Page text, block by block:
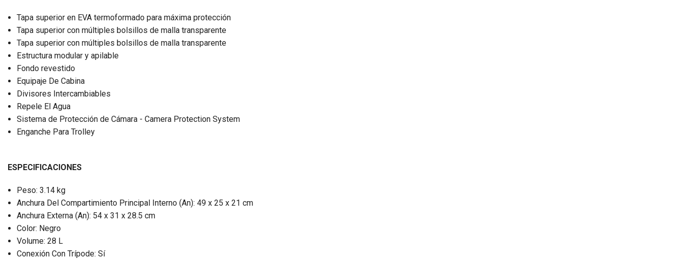
Tapa superior en EVA termoformado para máxima protección
Tapa superior con múltiples bolsillos de malla transparente
Tapa superior con múltiples bolsillos de malla transparente
Estructura modular y apilable
Fondo revestido
Equipaje De Cabina
Divisores Intercambiables
Repele El Agua
Sistema de Protección de Cámara - Camera Protection System
Enganche Para Trolley
ESPECIFICACIONES
Peso: 3.14 kg
Anchura Del Compartimiento Principal Interno (An): 49 x 25 x 21 cm
Anchura Externa (An): 54 x 31 x 28.5 cm
Color: Negro
Volume: 28 L
Conexión Con Trípode: Sí